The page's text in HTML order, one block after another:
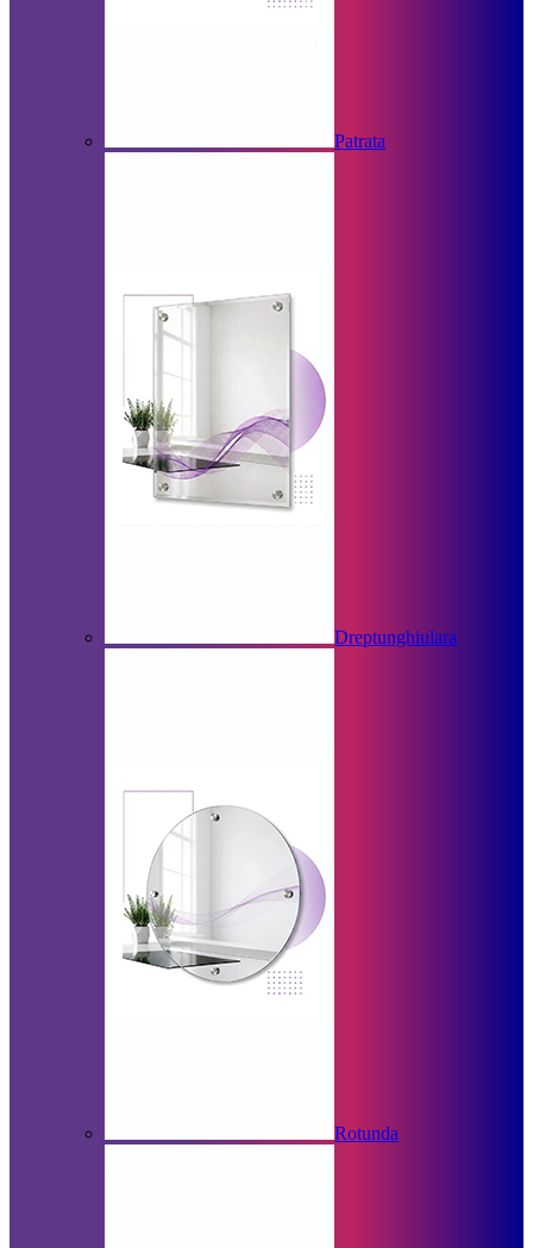
Patrata
Dreptunghiulara
Rotunda